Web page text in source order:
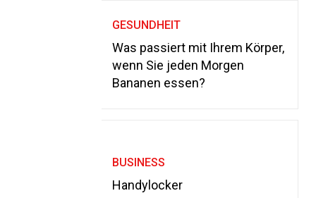
GESUNDHEIT
Was passiert mit Ihrem Körper,
wenn Sie jeden Morgen
Bananen essen?
BUSINESS
Handylocker